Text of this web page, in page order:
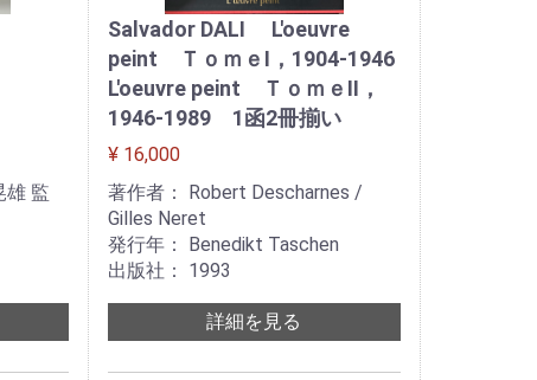
監
Salvador DALI L'oeuvre
peint ＴｏｍｅⅠ，1904-1946
L'oeuvre peint ＴｏｍｅⅡ，
1946-1989 1函2冊揃い
¥ 16,000
著作者： Robert Descharnes /
Gilles Neret
発行年： Benedikt Taschen
出版社： 1993
詳細を見る